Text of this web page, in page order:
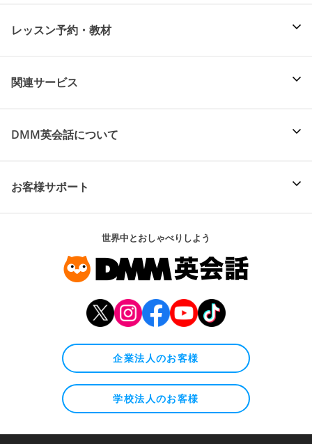
レッスン予約・教材
関連サービス
DMM英会話について
お客様サポート
世界中とおしゃべりしよう
企業法人のお客様
学校法人のお客様